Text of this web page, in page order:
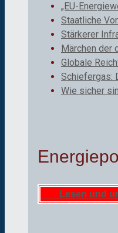
„EU-
Staatliche
Stärkerer
Märchen der
Globale
Schiefergas:
Wie sicher
Lesen und